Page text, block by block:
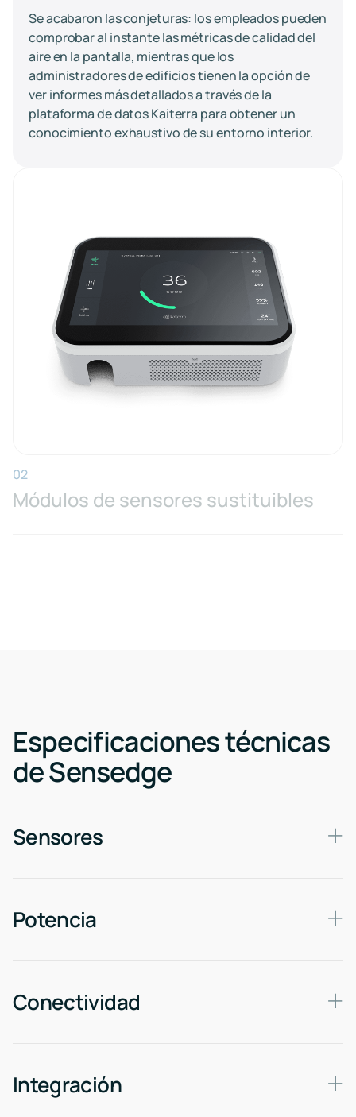
Se acabaron las conjeturas: los empleados pueden
comprobar al instante las métricas de calidad del
aire en la pantalla, mientras que los
administradores de edificios tienen la opción de
ver informes más detallados a través de la
plataforma de datos Kaiterra para obtener un
conocimiento exhaustivo de su entorno interior.
02
Módulos de sensores sustituibles
Especificaciones técnicas
de Sensedge
Sensores
Potencia
Conectividad
Integración